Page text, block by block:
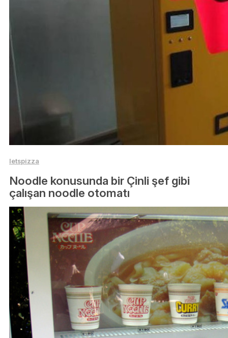
letspizza
Noodle konusunda bir Çinli şef gibi
çalışan noodle otomatı